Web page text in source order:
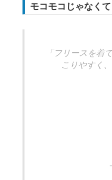
モコモコじゃなく
「フリースを
こりやすく